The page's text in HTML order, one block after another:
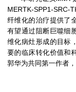
MERTK-SPP1-SRC-
纤维化的治疗提供了
有望通过阻断巨噬细
维化病灶形成的目标
要的临床转化价值和
郭华为共同第一作者